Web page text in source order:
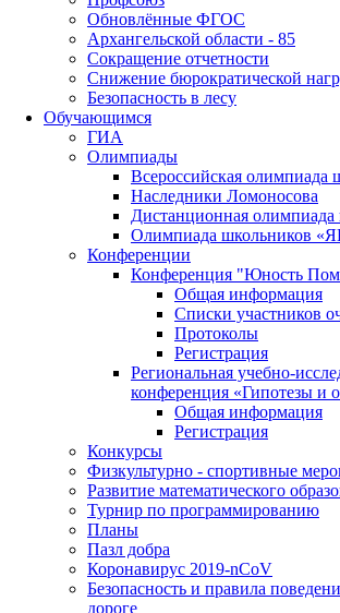
Обновлённые ФГОС
Архангельской области - 85
Сокращение отчетности
Снижение бюрократической
Безопасность в лесу
Обучающимся
ГИА
Олимпиады
Всероссийская олимпиада
Наследники Ломоносова
Дистанционная
Олимпиада школьников
Конференции
Конференция "Юность
Общая информация
Списки участников
Протоколы
Регистрация
Региональная учебно-
конференция «Гипотезы и
Общая информация
Регистрация
Конкурсы
Физкультурно - спортивные
Развитие математического
Турнир по программированию
Планы
Пазл добра
Коронавирус 2019-nCoV
Безопасность и правила
дороге